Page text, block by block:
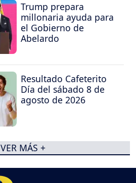
Trump prepara
millonaria ayuda para
el Gobierno de
Abelardo
Resultado Cafeterito
Día del sábado 8 de
agosto de 2026
VER MÁS +